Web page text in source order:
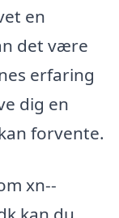
en
det være
erfaring
dig en
forvente.
xn--